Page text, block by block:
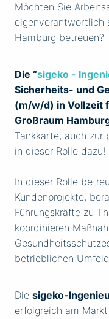
Möchten Sie
eigenverantwortlich
Hamburg betreuen?
Die “sigeko -
Sicherheits- und
(m/w/d) in Vollzeit
Großraum
Tankkarte, auch zur
in dieser Rolle dazu!
In dieser Rolle
Kundenprojekte,
Führungskräfte zu
koordinieren
betrieblichen
Die sigeko-
erfolgreich am